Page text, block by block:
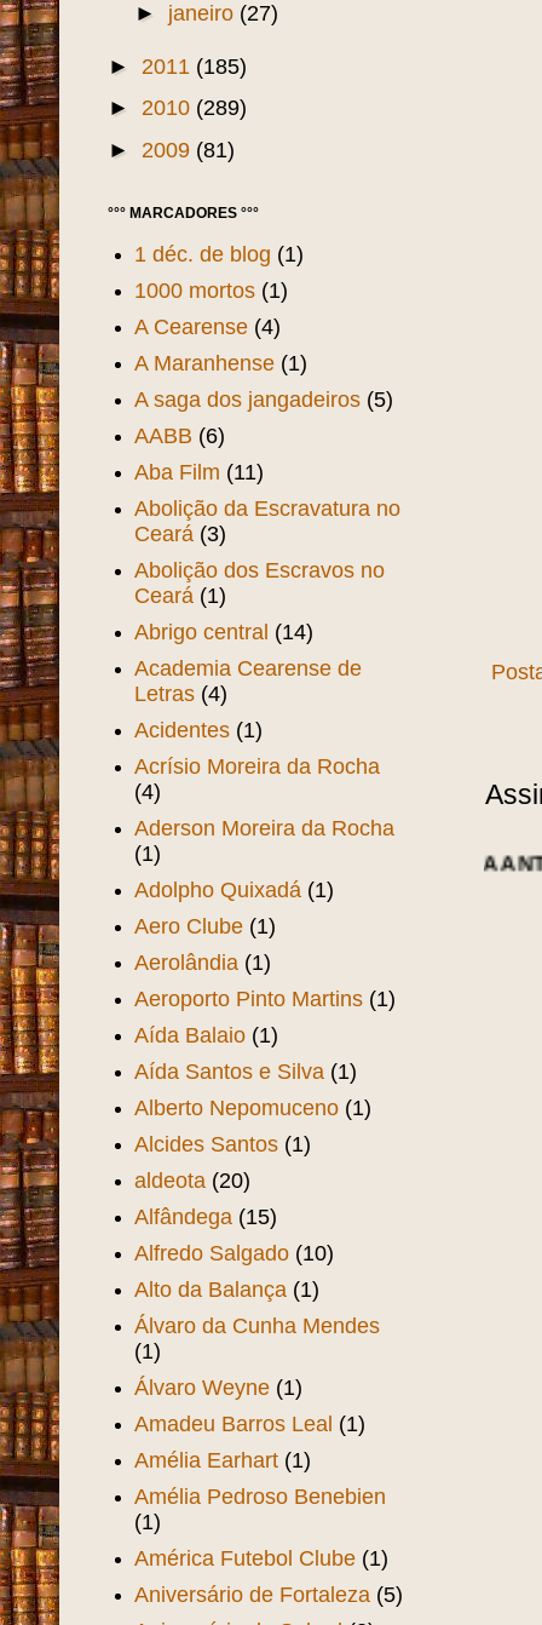
► janeiro (27)
► 2011 (185)
► 2010 (289)
► 2009 (81)
°°° MARCADORES °°°
1 déc. de blog (1)
1000 mortos (1)
A Cearense (4)
A Maranhense (1)
A saga dos jangadeiros (5)
AABB (6)
Aba Film (11)
Abolição da Escravatura no
Ceará (3)
Abolição dos Escravos no
Ceará (1)
Abrigo central (14)
Academia Cearense de
Letras (4)
Acidentes (1)
Acrísio Moreira da Rocha
(4)
Aderson Moreira da Rocha
(1)
Adolpho Quixadá (1)
Aero Clube (1)
Aerolândia (1)
Aeroporto Pinto Martins (1)
Aída Balaio (1)
Aída Santos e Silva (1)
Alberto Nepomuceno (1)
Alcides Santos (1)
aldeota (20)
Alfândega (15)
Alfredo Salgado (10)
Alto da Balança (1)
Álvaro da Cunha Mendes
(1)
Álvaro Weyne (1)
Amadeu Barros Leal (1)
Amélia Earhart (1)
Amélia Pedroso Benebien
(1)
América Futebol Clube (1)
Aniversário de Fortaleza (5)